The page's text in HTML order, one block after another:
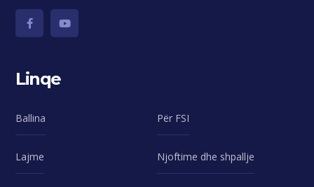
Linqe
Ballina Për FSI
Lajme Njoftime dhe shpallje